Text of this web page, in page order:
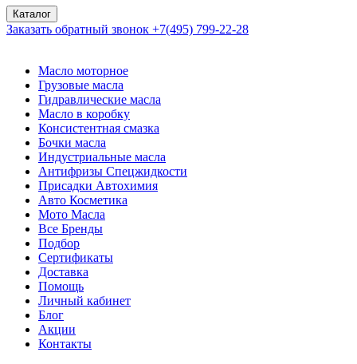
Каталог
Заказать обратный звонок +7(495) 799-22-28
Масло моторное
Грузовые масла
Гидравлические масла
Масло в коробку
Консистентная смазка
Бочки масла
Индустриальные масла
Антифризы Спецжидкости
Присадки Автохимия
Авто Косметика
Мото Масла
Все Бренды
Подбор
Сертификаты
Доставка
Помощь
Личный кабинет
Блог
Акции
Контакты